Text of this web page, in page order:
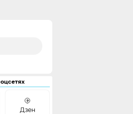
Дзен